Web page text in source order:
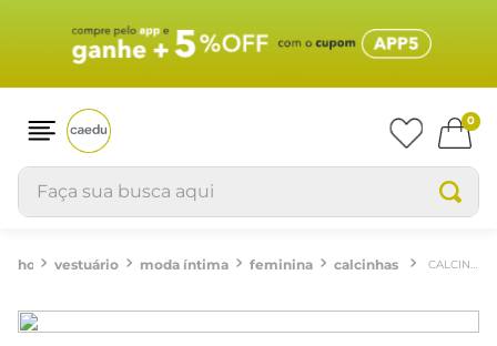
0
Faça sua busca aqui
vestuário moda íntima feminina calcinhas